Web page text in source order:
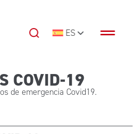
ES
COVID-19
de emergencia Covid19.